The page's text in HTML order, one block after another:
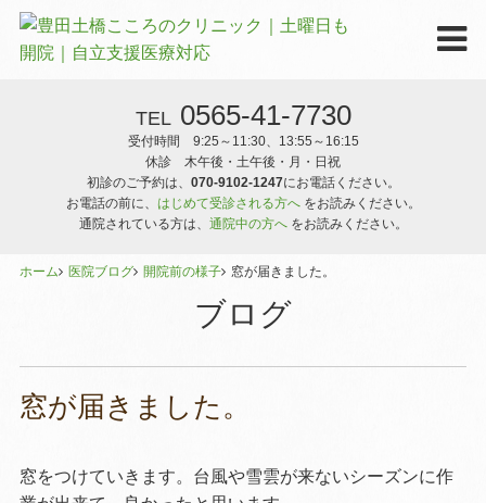
TEL 0565-41-7730
受付時間 9:25～11:30、13:55～16:15
休診 木午後・土午後・月・日祝
初診のご予約は、 070-9102-1247にお電話ください。
お電話の前に、 はじめて受診される方へをお読みください。
通院されている方は、 通院中の方へ をお読みください。
ホーム 医院ブログ 開院前の様子 窓が届きました。
ブログ
窓が届きました。
窓をつけていきます。台風や雪雲が来ないシーズンに作